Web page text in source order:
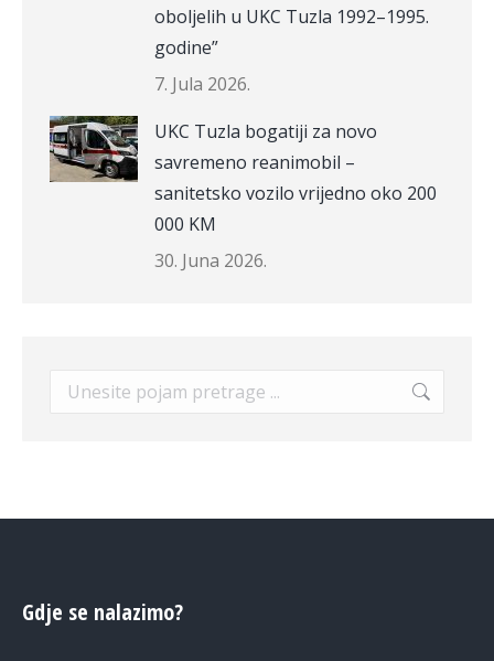
oboljelih u UKC Tuzla 1992–1995.
godine”
7. Jula 2026.
UKC Tuzla bogatiji za novo
savremeno reanimobil –
sanitetsko vozilo vrijedno oko 200
000 KM
30. Juna 2026.
Search:
Gdje se nalazimo?